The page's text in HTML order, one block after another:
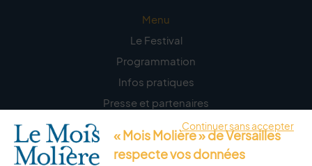
Menu
Le Festival
Programmation
Infos pratiques
Presse et partenaires
La lettre d’information
Continuer sans accepter
« Mois Molière » de Versailles
respecte vos données